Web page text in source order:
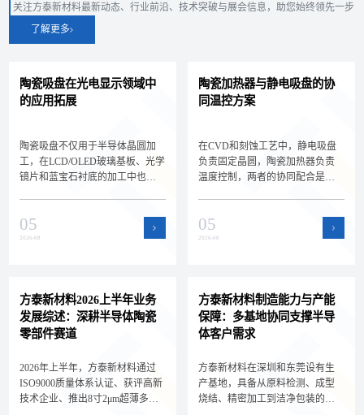
关注方泰新材料最新动态、行业前沿、技术突破与展会信息，助您始终领先一步
了解更多
陶瓷吸盘在光电显示领域中
的应用拓展
陶瓷吸盘不仅用于半导体晶圆加
工，在LCD/OLED玻璃基板、光学
镜片和蓝宝石衬底的加工中也扮
域的新应用场景和选型差异，拓
展核心产品的应用边界。
05
2026-08
陶瓷加热器与静电吸盘的协
同温控方案
在CVD和刻蚀工艺中，静电吸盘
负责固定晶圆，陶瓷加热器负责
温度控制，两者的协同配合是实
瓷加热器的集成方案和选型要
点，帮助设备工程师设计高效的
05
2026-08
方泰新材料2026上半年业务
发展综述：深耕半导体陶瓷
零部件赛道
2026年上半年，方泰新材料通过
ISO9000质量体系认证、获评高新
技术企业、推出8寸2μm超薄多孔
方泰新材料制造能力与产能
保障：多基地协同支撑半导
体客户需求
方泰新材料在深圳和东莞设有生
产基地，具备从原料检测、成型
烧结、精密加工到洁净包装的全